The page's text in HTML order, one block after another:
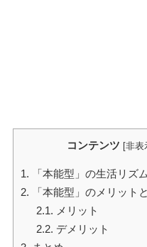
コンテンツ [非表
1. 「本能型」の生活リズ
2. 「本能型」のメリット
2.1. メリット
2.2. デメリット